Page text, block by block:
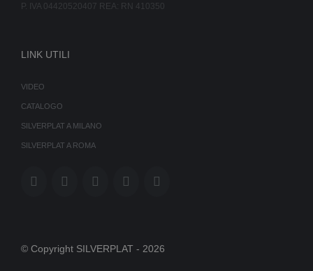
P. IVA 04420520407 REA: RN 410350
LINK UTILI
VIDEO
CATALOGO
SILVERPLAT A MILANO
SILVERPLAT A ROMA
© Copyright SILVERPLAT - 2026